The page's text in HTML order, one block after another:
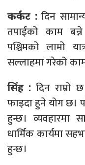
कर्कट : दिन
तपाईंको काम
पश्चिमको लामो
सल्लाहमा गरेको
सिंह : दिन राम्रो
फाइदा हुने योग छ।
हुन्छ।
धार्मिक कार्यमा
हुन्छ।